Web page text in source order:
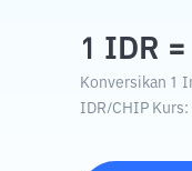
1 IDR =
Konversikan 1
IDR/CHIP Kurs: